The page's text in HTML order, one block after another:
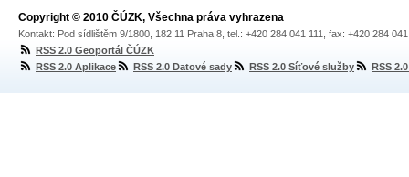
Copyright © 2010 ČÚZK, Všechna práva vyhrazena
Kontakt: Pod sídlištěm 9/1800, 182 11 Praha 8, tel.: +420 284 041 111, fax: +420 284
RSS 2.0 Geoportál ČÚZK
RSS 2.0 Aplikace
RSS 2.0 Datové sady RSS 2.0 Síťové služby RSS